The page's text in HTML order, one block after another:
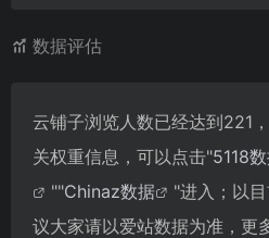
数据评估
云铺子浏览人数已经达到221
关权重信息，可以点击"5118
""Chinaz数据
"进入；以
议大家请以爱站数据为准，更